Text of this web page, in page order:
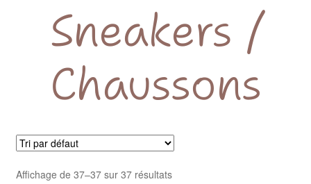
Accessoires
Panier
Sneakers /
Chaussons
Affichage de 37–37 sur 37 résultats